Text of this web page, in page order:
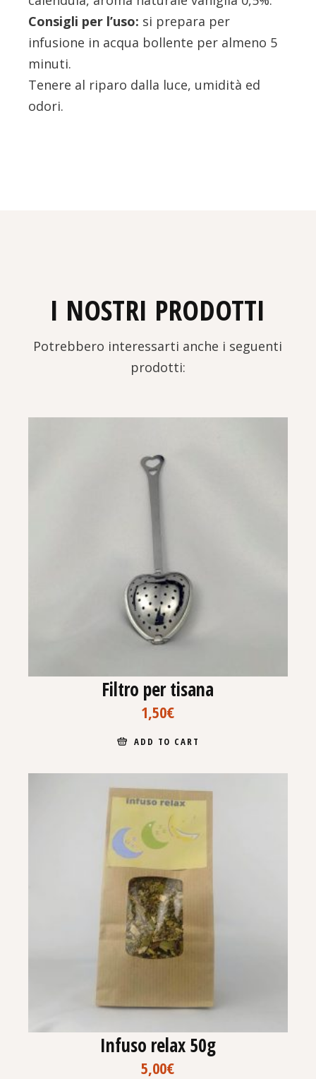
Consigli per l’uso: si prepara per
infusione in acqua bollente per almeno 5
minuti.
Tenere al riparo dalla luce, umidità ed
odori.
I NOSTRI PRODOTTI
Potrebbero interessarti anche i seguenti
prodotti:
Filtro per tisana
1,50€
ADD TO CART
Infuso relax 50g
5,00€